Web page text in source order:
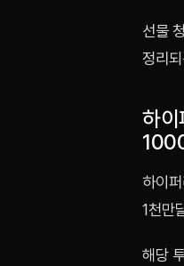
선물
정리
하
하이
1천만
해당